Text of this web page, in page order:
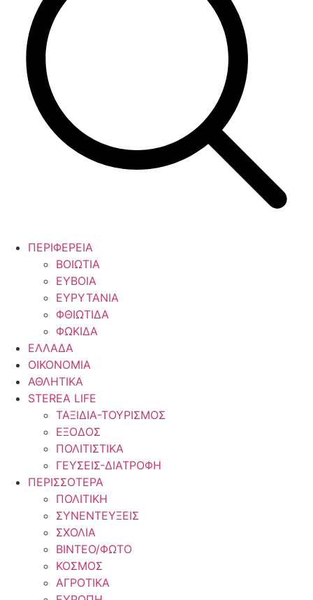
ΠΕΡΙΦΕΡΕΙΑ
ΒΟΙΩΤΙΑ
ΕΥΒΟΙΑ
ΕΥΡΥΤΑΝΙΑ
ΦΘΙΩΤΙΔΑ
ΦΩΚΙΔΑ
ΕΛΛΑΔΑ
ΟΙΚΟΝΟΜΙΑ
ΑΘΛΗΤΙΚΑ
STEREA LIFE
ΤΑΞΙΔΙΑ-ΤΟΥΡΙΣΜΟΣ
ΕΞΟΔΟΣ
ΠΟΛΙΤΙΣΤΙΚΑ
ΓΕΥΣΕΙΣ-ΔΙΑΤΡΟΦΗ
ΠΕΡΙΣΣΟΤΕΡΑ
ΠΟΛΙΤΙΚΗ
ΣΥΝΕΝΤΕΥΞΕΙΣ
ΣΧΟΛΙΑ
ΒΙΝΤΕΟ/ΦΩΤΟ
ΚΟΣΜΟΣ
ΑΓΡΟΤΙΚΑ